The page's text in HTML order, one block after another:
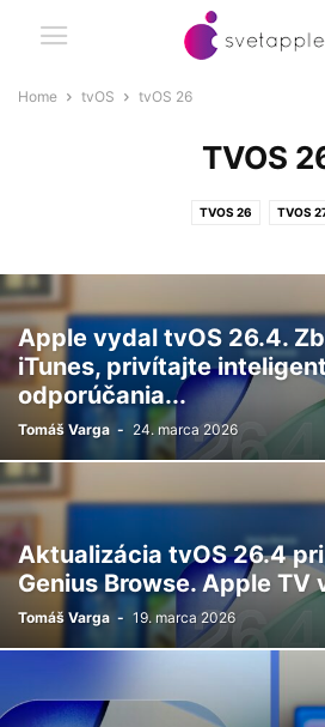
Home tvOS tvOS 26
TVOS
TVOS 26 TVOS
Apple vydal tvOS 26.4.
iTunes, privítajte
odporúčania...
Tomáš Varga - 24. marca 2026
Aktualizácia tvOS 26.4
Genius Browse. Apple TV
Tomáš Varga - 19. marca 2026